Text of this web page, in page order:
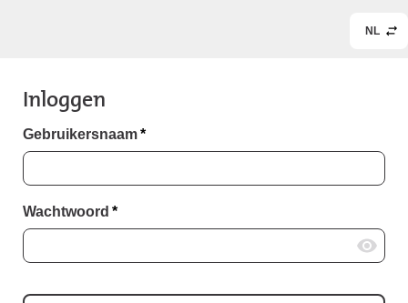
NL
Inloggen
Gebruikersnaam*
Wachtwoord *